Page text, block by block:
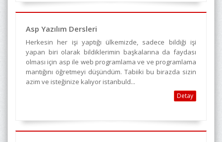
Asp Yazılım Dersleri
Herkesin her işi yaptığı ülkemizde, sadece bildiği işi
yapan biri olarak bildiklerimin başkalarına da faydası
olması için asp ile web programlama ve ve programlama
mantığını öğretmeyi düşündüm. Tabiiki bu birazda sizin
azim ve isteğinize kalıyor istanbuld...
Detay